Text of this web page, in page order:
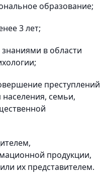
образование;
3 лет;
в области
преступлений
семьи,
продукции,
их представителем.